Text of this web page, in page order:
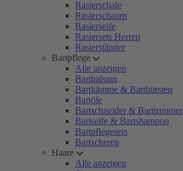
Rasierschale
Rasierschaum
Rasierseife
Rasiersets Herren
Rasierständer
Bartpflege
Alle anzeigen
Bartbalsam
Bartkämme & Bartbürsten
Bartöle
Bartschneider & Barttrimmer
Bartseife & Bartshampoo
Bartpflegesets
Bartscheren
Haare
Alle anzeigen